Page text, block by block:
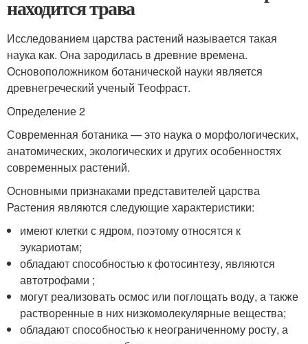
находится трава
Исследованием царства растений называется такая
наука как. Она зародилась в древние времена.
Основоположником ботанической науки является
древнегреческий ученый Теофраст.
Определение 2
Современная ботаника — это наука о морфологических,
анатомических, экологических и других особенностях
современных растений.
Основными признаками представителей царства
Растения являются следующие характеристики:
имеют клетки с ядром, поэтому относятся к
эукариотам;
обладают способностью к фотосинтезу, являются
автотрофами ;
могут реализовать осмос или поглощать воду, а также
растворенные в них низкомолекулярные вещества;
обладают способностью к неограниченному росту, а